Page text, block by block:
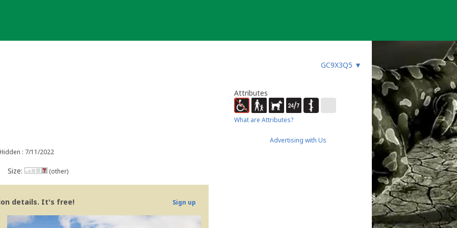
GC9X3Q5 ▼
Hidden : 7/11/2022
Size: (other)
details. It's free! Sign up
Attributes
What are Attributes?
Advertising with Us